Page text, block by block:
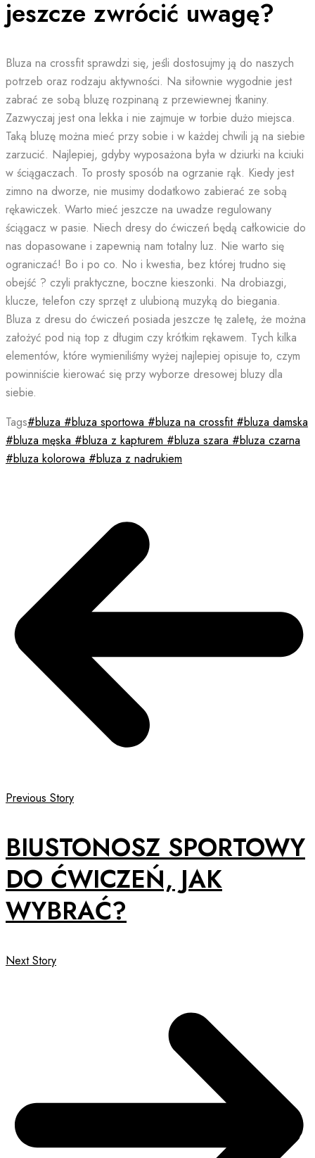
jeszcze zwrócić uwagę?
Bluza na crossfit sprawdzi się, jeśli dostosujmy ją do naszych
potrzeb oraz rodzaju aktywności. Na siłownie wygodnie jest
zabrać ze sobą bluzę rozpinaną z przewiewnej tkaniny.
Zazwyczaj jest ona lekka i nie zajmuje w torbie dużo miejsca.
Taką bluzę można mieć przy sobie i w każdej chwili ją na siebie
zarzucić. Najlepiej, gdyby wyposażona była w dziurki na kciuki
w ściągaczach. To prosty sposób na ogrzanie rąk. Kiedy jest
zimno na dworze, nie musimy dodatkowo zabierać ze sobą
rękawiczek. Warto mieć jeszcze na uwadze regulowany
ściągacz w pasie. Niech dresy do ćwiczeń będą całkowicie do
nas dopasowane i zapewnią nam totalny luz. Nie warto się
ograniczać! Bo i po co. No i kwestia, bez której trudno się
obejść ? czyli praktyczne, boczne kieszonki. Na drobiazgi,
klucze, telefon czy sprzęt z ulubioną muzyką do biegania.
Bluza z dresu do ćwiczeń posiada jeszcze tę zaletę, że można
założyć pod nią top z długim czy krótkim rękawem. Tych kilka
elementów, które wymieniliśmy wyżej najlepiej opisuje to, czym
powinniście kierować się przy wyborze dresowej bluzy dla
siebie.
Tags#bluza #bluza sportowa #bluza na crossfit #bluza damska
#bluza męska #bluza z kapturem #bluza szara #bluza czarna
#bluza kolorowa #bluza z nadrukiem
Previous Story
BIUSTONOSZ SPORTOWY
DO ĆWICZEŃ, JAK
WYBRAĆ?
Next Story